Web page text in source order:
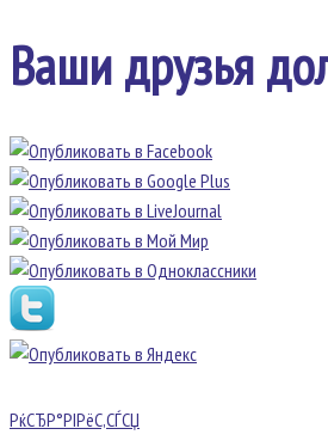
Ваши друзья
РќСЂР°РІРёС‚СЃСЏ